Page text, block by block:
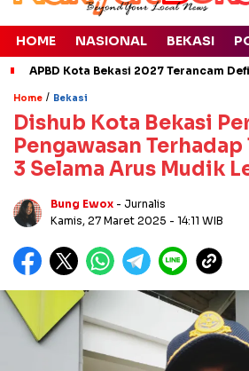
HOME NASIONAL BEKASI
APBD Kota Bekasi 2027 Terancam
Home / Bekasi
Dishub Kota Bekasi
Pengawasan
3 Selama Arus Mudik
Bung Ewox - Jurnalis
Kamis, 27 Maret 2025 - 14:11 WIB